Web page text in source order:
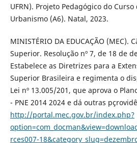
UFRN). Projeto Pedagógico do
Urbanismo (A6). Natal, 2023.
MINISTÉRIO DA EDUCAÇÃO (MEC).
Superior. Resolução nº 7, de 18 de
Estabelece as Diretrizes para a
Superior Brasileira e regimenta o
Lei nº 13.005/201, que aprova o
- PNE 2014 2024 e dá outras
http://portal.mec.gov.br/index.php?
rces007-